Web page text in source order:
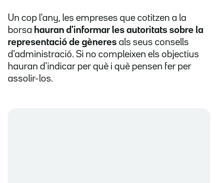
Un cop l'any, les empreses que cotitzen a la
borsa hauran d'informar les autoritats sobre la
representació de gèneres als seus consells
d'administració. Si no compleixen els objectius
hauran d'indicar per què i què pensen fer per
assolir-los.